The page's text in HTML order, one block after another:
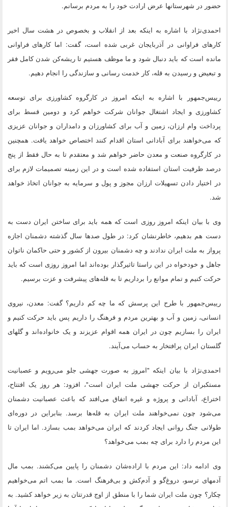
حضور در شهرستانها عرض ارادت خود را به مردم برسانم.
احمدی‌نژاد با اشاره به اینکه بعد از انقلاب و بخصوص در هشت سال اخیر
کارهای فراوانی در آذربایجان غربی شده است، گفت: اما کارهای فراوانی
مانده است که باید دنبال شود و ما موظف هستیم تا ریشه‌کن شدن کامل فقر
و تبعیض و رسیدن به قله، کار خدمت رسانی و سازندگی را انجام دهیم.
رییس‌جمهور با اشاره به اینکه امروز در کارگروه کشاورزی برای توسعه
کشاورزی و ایجاد اشتغال جوانان شرکت خواهم کرد و دومین قسط برای
پرداخت وام ارزان، زمین و آب برای کشاورزان و دامداران و جوانان عزیزی
که می‌خواهند برای آبادانی استان اقدام کنند اختصاص خواهد یافت. همچنین
در کارگروه صنعت و معدن حاضر خواهم شد و معتقدم تا به حال فقط از پنج
درصد ظرفیت استان استفاده شده است و در این زمینه تصمیمات لازم برای
در اختیار دادن تسهیلات ارزان مجوز و پول و سرمایه به جوانان اتخاذ خواهد
شد.
وی با بیان اینکه امروز روزی است که همه باید برای ساختن ایران دست به
دست هم بدهیم، خاطرنشان کرد: در طول صدها سال گذشته دشمنان اجازه‌
پرواز به ملت ایران ندادند و چه دشمنان بیرون از کشور و حتی حاکمان ناتوان
جاهل و خودخواه در این راستا تاثیرگذار بوده‌اند اما امروز روزی است که باید
حرکت کنیم و تمام موانع را برداریم تا به قله‌های پیشرفت و عزت برسیم.
رییس‌جمهور با طرح این پرسش که ما چه کم داریم؟ گفت: معدن، نیروی
انسانی، زمین و آب و بهترین مردم و فرهنگ را داریم پس باید حرکت کنیم و
ایران را بسازیم چون در ایران همه اقوام عزیزند و یک خانواده‌اند و گلهای
گلستان ایران پرافتخار به حساب می‌آیند.
احمدی‌نژاد با بیان اینکه "امروز به صورت جهشی جلو می‌رویم و عصبانیت
مستکبران از حرکت جهشی ملت ایران است"، افزود: هر روز یک افتتاح،
اختراع، آبادانی و پروژه و غیره اتفاق می‌افتد که باعث عصبانیت دشمنان
می‌شود چون نمی‌خواهند ملت ایران به قله‌ها برسد. بنابراین در دوره‌ای
طولانی جنگ روانی ایجاد کردند که ایران می‌خواهد بمب بسازد. اما ایران تا
این مردم را دارد برای چه بمب می‌خواهد؟
وی ادامه داد: این مردم با اراده‌شان دشمنان را پایین می‌کشند. بمب مال
آدمهای ترسو، دروغ‌گو و آدم‌کش و بی‌فرهنگ است. ما بمب اتم می‌خواهیم
چکار؟ چون ملت ایران شما را با منطق از اوج قدرتتان به زیر خواهد کشید. به